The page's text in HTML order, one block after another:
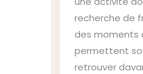
recherche de
des moments
permettent
retrouver